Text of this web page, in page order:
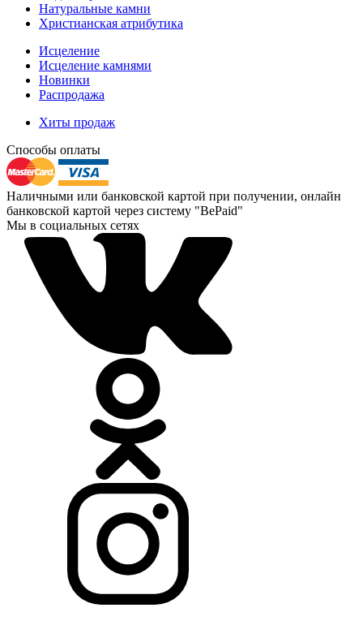
Натуральные камни
Христианская атрибутика
Исцеление
Исцеление камнями
Новинки
Распродажа
Хиты продаж
Способы оплаты
Наличными или банковской картой при получении, онлайн
банковской картой через систему "BePaid"
Мы в социальных сетях